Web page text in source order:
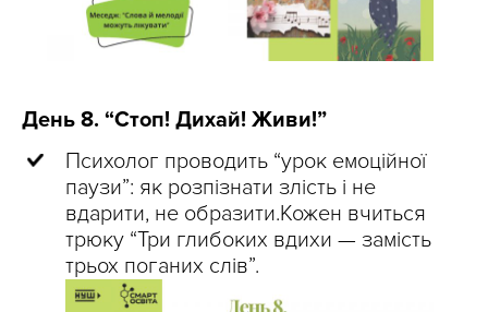
День 8. “Стоп! Дихай! Живи!”
Психолог проводить “урок емоційної
паузи”: як розпізнати злість і не
вдарити, не образити.Кожен вчиться
трюку “Три глибоких вдихи — замість
трьох поганих слів”.